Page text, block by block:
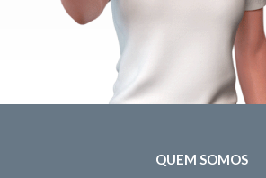
QUEM SOMOS